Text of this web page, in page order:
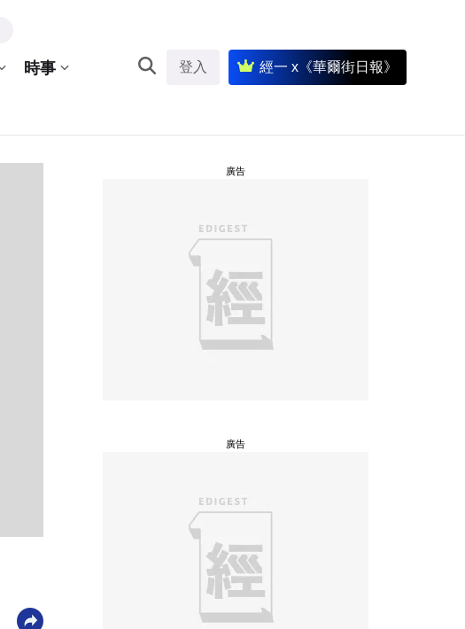
時事 登入 經一 x《華爾街日報》
廣告
廣告